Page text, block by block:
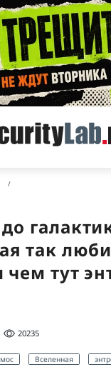
так
чем тут
20235
Вселенная